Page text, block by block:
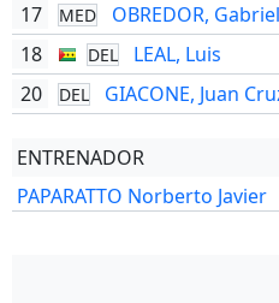
17 MED OBREDOR,
18 DEL LEAL, Luis
20 DEL GIACONE, Juan
ENTRENADOR
PAPARATTO Norberto Javier